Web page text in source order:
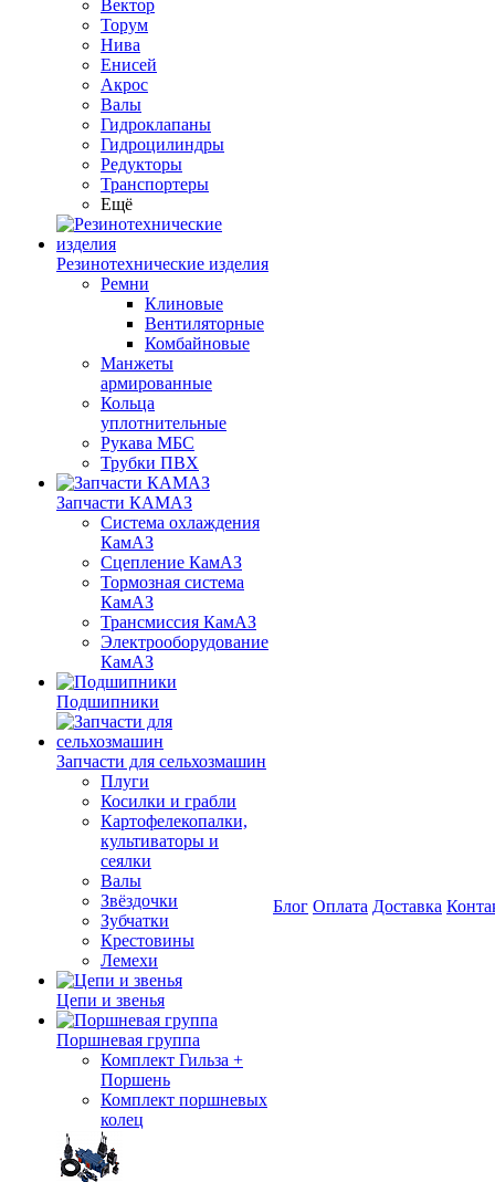
Вектор
Торум
Нива
Енисей
Акрос
Валы
Гидроклапаны
Гидроцилиндры
Редукторы
Транспортеры
Ещё
Резинотехнические изделия
Ремни
Клиновые
Вентиляторные
Комбайновые
Манжеты
армированные
Кольца
уплотнительные
Рукава МБС
Трубки ПВХ
Запчасти КАМАЗ
Система охлаждения
КамАЗ
Сцепление КамАЗ
Тормозная система
КамАЗ
Трансмиссия КамАЗ
Электрооборудование
КамАЗ
Подшипники
Запчасти для сельхозмашин
Плуги
Косилки и грабли
Картофелекопалки,
культиваторы и
сеялки
Валы
Звёздочки
Зубчатки
Крестовины
Лемехи
Цепи и звенья
Поршневая группа
Комплект Гильза +
Поршень
Комплект поршневых
колец
Блог Оплата Доставка